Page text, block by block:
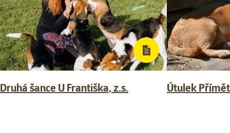
Druhá šance U Františka, z.s. Útulek